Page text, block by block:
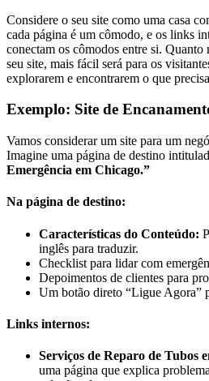
Considere o seu site como uma casa
cada página é um cômodo, e os links
conectam os cômodos entre si. Quanto
seu site, mais fácil será para os
explorarem e encontrarem o que
Exemplo: Site de
Vamos considerar um site para um
Imagine uma página de destino
Emergência em Chicago.”
Na página de destino:
Características do Conteúdo:
inglês para traduzir.
Checklist para lidar com
Depoimentos de clientes para
Um botão direto “Ligue Agora”
Links internos:
Serviços de Reparo de Tubos
uma página que explica